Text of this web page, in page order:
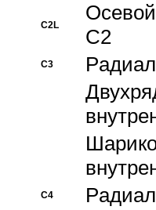
C2L
C2
C3
C4